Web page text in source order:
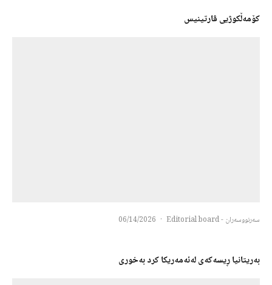
کۆمەڵکوژیی ڤارتینیس
سەرنووسەران - Editorial board ·
06/14/2026
بەریتانیا ڕیسەکەی لەئەمەریکا کرد بەخوری